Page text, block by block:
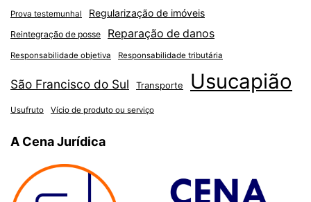
Prova testemunhal Regularização de imóveis
Reintegração de posse Reparação de danos
Responsabilidade objetiva Responsabilidade tributária
São Francisco do Sul Transporte Usucapião
Usufruto Vício de produto ou serviço
A Cena Jurídica